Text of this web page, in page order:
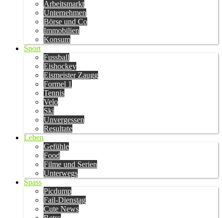
Arbeitsmarkt
Unternehmen
Börse und Co
Immobilien
Konsum
Sport
Fussball
Eishockey
Eismeister Zaugg
Formel 1
Tennis
Velo
Ski
Unvergessen
Resultate
Leben
Gefühle
Food
Filme und Serien
Unterwegs
Spass
Picdump
Fail-Dienstag
Cute News